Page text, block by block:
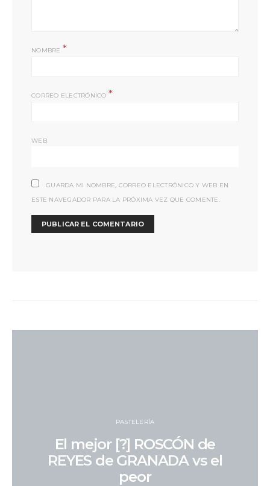
NOMBRE *
CORREO ELECTRÓNICO *
WEB
GUARDA MI NOMBRE, CORREO ELECTRÓNICO Y WEB EN
ESTE NAVEGADOR PARA LA PRÓXIMA VEZ QUE COMENTE.
PASTELERÍA
El mejor [?] ROSCÓN de
REYES de GRANADA vs el
peor